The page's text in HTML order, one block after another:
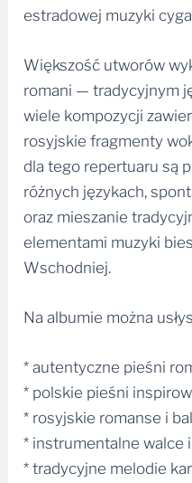
estradowej muzyki
Większość utworów
romani — tradycyjnym
wiele kompozycji
rosyjskie fragmenty
dla tego repertuaru są
różnych językach,
oraz mieszanie
elementami muzyki
Wschodniej.
Na albumie można
* autentyczne pieśni
* polskie pieśni
* rosyjskie romanse i
* instrumentalne walce
* tradycyjne melodie